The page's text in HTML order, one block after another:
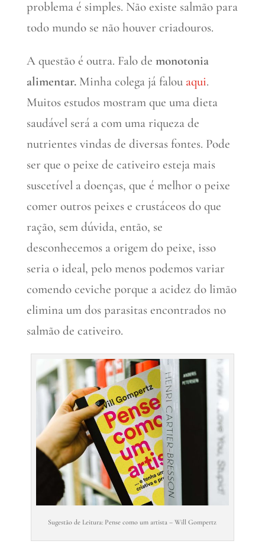
problema é simples. Não existe salmão para
todo mundo se não houver criadouros.
A questão é outra. Falo de monotonia
alimentar.Minha colega já falou aqui.
Muitos estudos mostram que uma dieta
saudável será a com uma riqueza de
nutrientes vindas de diversas fontes. Pode
ser que o peixe de cativeiro esteja mais
suscetível a doenças, que é melhor o peixe
comer outros peixes e crustáceos do que
ração, sem dúvida, então, se
desconhecemos a origem do peixe, isso
seria o ideal, pelo menos podemos variar
comendo ceviche porque a acidez do limão
elimina um dos parasitas encontrados no
salmão de cativeiro.
Sugestão de Leitura: Pense como um artista – Will Gompertz